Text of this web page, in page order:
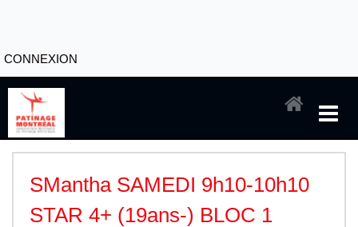
CONNEXION
SMantha SAMEDI 9h10-10h10
STAR 4+ (19ans-) BLOC 1